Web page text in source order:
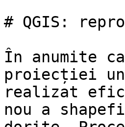
# QGIS:
În anumite
proiecției
realizat
nou a